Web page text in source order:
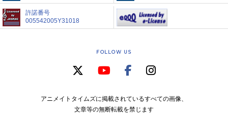
許諾番号
005542005Y31018
FOLLOW US
アニメイトタイムズに掲載されているすべての画像、
文章等の無断転載を禁じます